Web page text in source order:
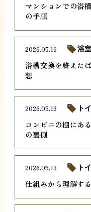
マンションでの浴
の手順
浴槽交換を終えた
想
2026.05.16 浴室
コンビニの棚にあ
の裏側
2026.05.13 ト
仕組みから理解す
2026.05.13 ト